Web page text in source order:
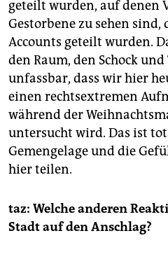
geteilt wurden, auf denen
Gestorbene zu sehen
Accounts geteilt wurden.
den Raum, den Schock
unfassbar, dass wir hier
einen rechtsextremen
während der
untersucht wird. Das ist
Gemengelage und die
hier teilen.
taz: Welche anderen
Stadt auf den Anschlag?